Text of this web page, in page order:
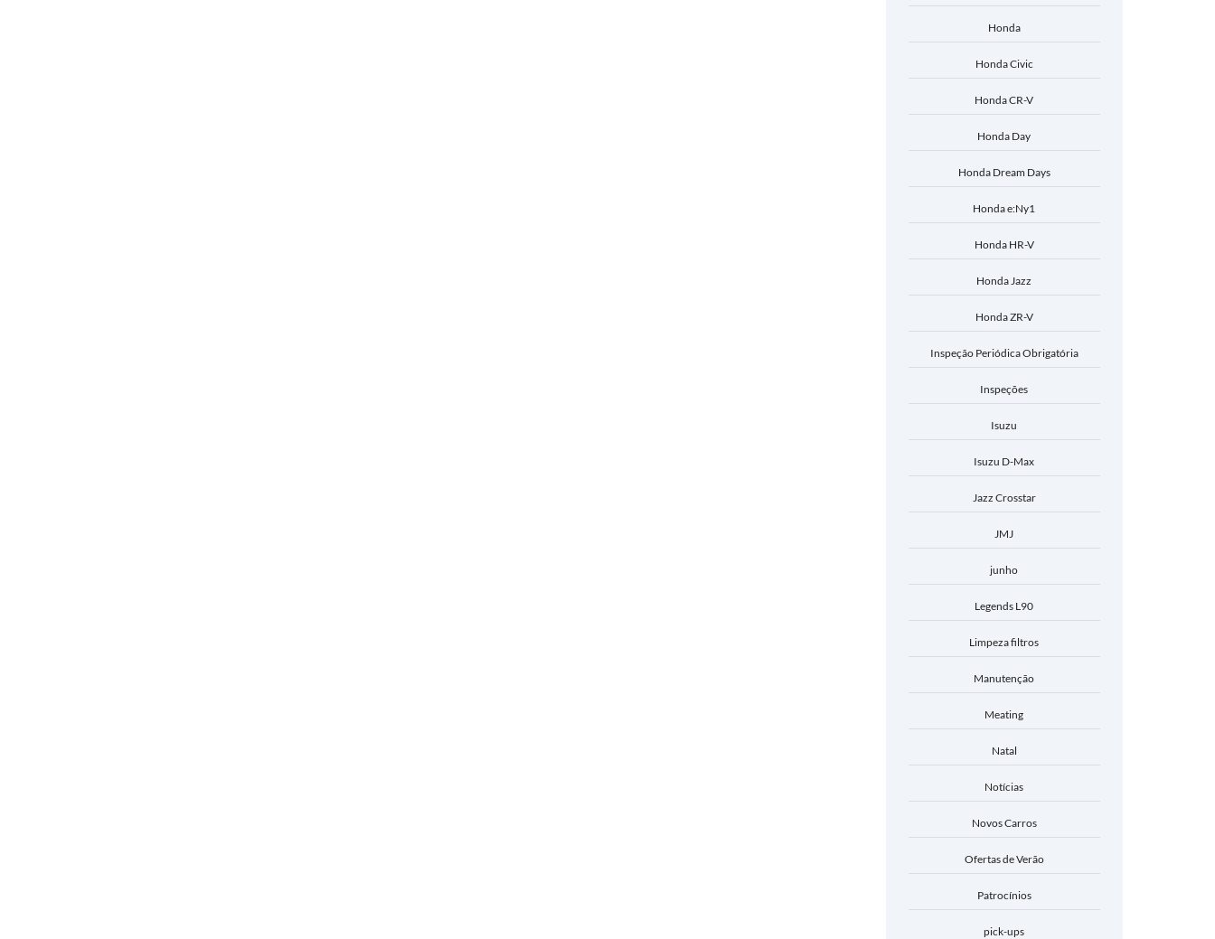
Honda
Honda Civic
Honda CR-V
Honda Day
Honda Dream Days
Honda e:Ny1
Honda HR-V
Honda Jazz
Honda ZR-V
Inspeção Periódica Obrigatória
Inspeções
Isuzu
Isuzu D-Max
Jazz Crosstar
JMJ
junho
Legends L90
Limpeza filtros
Manutenção
Meating
Natal
Notícias
Novos Carros
Ofertas de Verão
Patrocínios
pick-ups